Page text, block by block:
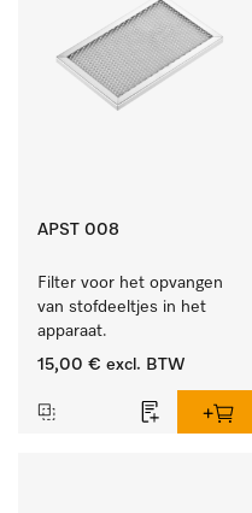
APST 008
Filter voor het opvangen
van stofdeeltjes in het
apparaat.
15,00 € excl. BTW